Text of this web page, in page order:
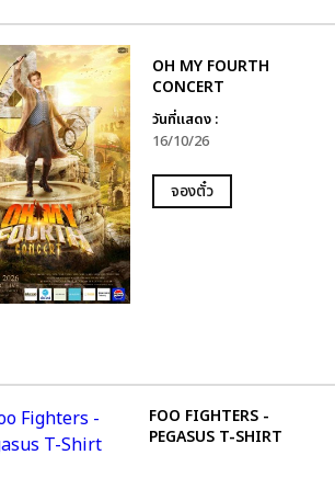
OH MY FOURTH
CONCERT
วันที่แสดง :
16/10/26
จองตั๋ว
FOO FIGHTERS -
PEGASUS T-SHIRT